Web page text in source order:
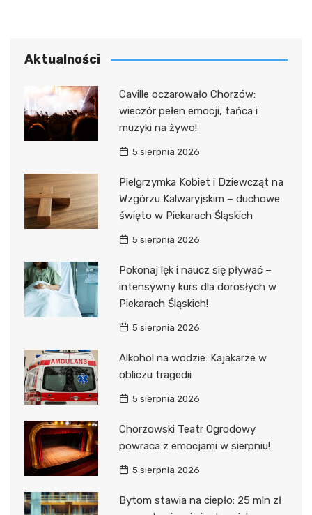
Aktualności
Caville oczarowało Chorzów:
wieczór pełen emocji, tańca i
muzyki na żywo!
5 sierpnia 2026
Pielgrzymka Kobiet i Dziewcząt na
Wzgórzu Kalwaryjskim – duchowe
święto w Piekarach Śląskich
5 sierpnia 2026
Pokonaj lęk i naucz się pływać –
intensywny kurs dla dorosłych w
Piekarach Śląskich!
5 sierpnia 2026
Alkohol na wodzie: Kajakarze w
obliczu tragedii
5 sierpnia 2026
Chorzowski Teatr Ogrodowy
powraca z emocjami w sierpniu!
5 sierpnia 2026
Bytom stawia na ciepło: 25 mln zł